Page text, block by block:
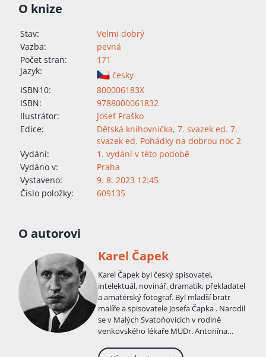
O knize
Stav:
Velmi dobrý
Vazba:
pevná
Počet stran:
171
Jazyk:
česky
ISBN10:
800006183X
ISBN:
9788000061832
Ilustrátor:
Josef Fraško
Edice:
Dětská knihovnička, 7. svazek ed. 7.
svazek ed. Pohádky na dobrou noc 2
Vydání:
1. vydání v této podobě
Vydáno v:
Praha
Vystaveno:
9. 8. 2023 12:45
Číslo položky:
609135
O autorovi
Karel Čapek
Karel Čapek byl český spisovatel,
intelektuál, novinář, dramatik, překladatel
a amatérský fotograf. Byl mladší bratr
malíře a spisovatele Josefa Čapka . Narodil
se v Malých Svatoňovicích v rodině
venkovského lékaře MUDr. Antonína
rodiči se brzy přestěhoval do Úpice, kde